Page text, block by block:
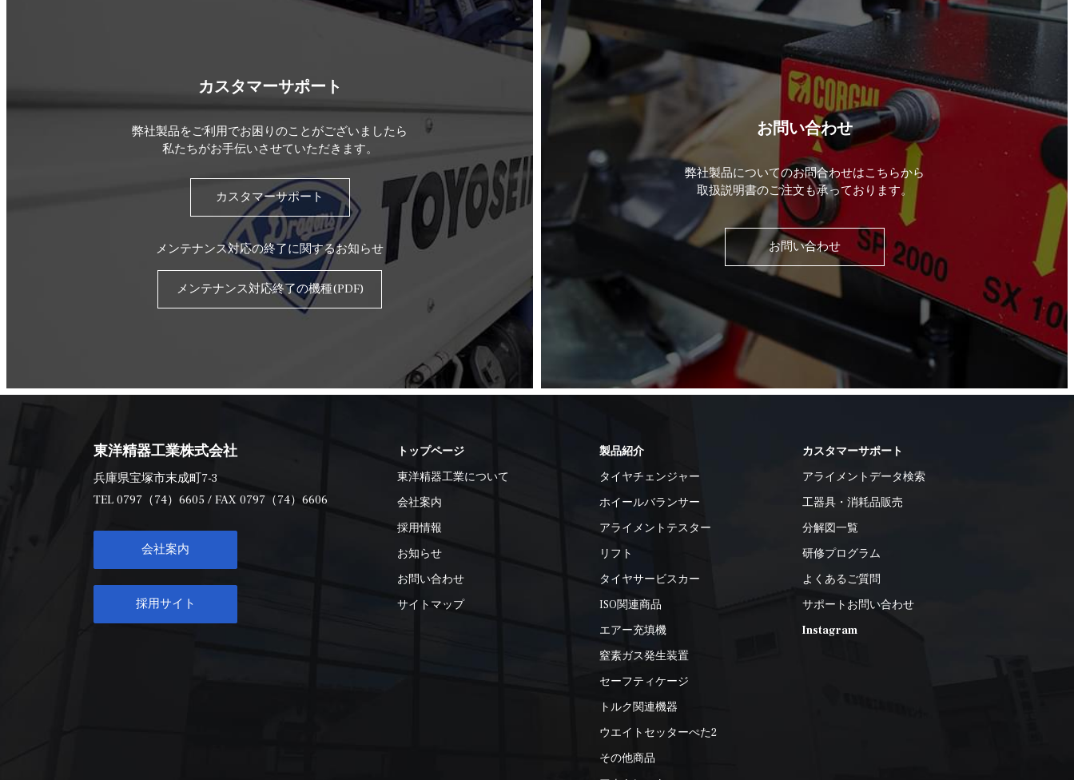
カスタマーサポート
弊社製品をご利用でお困りのことがございましたら
私たちがお手伝いさせていただきます。
カスタマーサポート
メンテナンス対応の終了に関するお知らせ
メンテナンス対応終了の機種(PDF)
お問い合わせ
弊社製品についてのお問合わせはこちらから
取扱説明書のご注文も承っております。
お問い合わせ
東洋精器工業株式会社
兵庫県宝塚市末成町7-3
TEL 0797（74）6605 / FAX 0797（74）6606
会社案内
採用サイト
トップページ
東洋精器工業について
会社案内
採用情報
お知らせ
お問い合わせ
サイトマップ
製品紹介
タイヤチェンジャー
ホイールバランサー
アライメントテスター
リフト
タイヤサービスカー
ISO関連商品
エアー充填機
窒素ガス発生装置
セーフティケージ
トルク関連機器
ウエイトセッターぺた2
その他商品
カスタマーサポート
アライメントデータ検索
工器具・消耗品販売
分解図一覧
研修プログラム
よくあるご質問
サポートお問い合わせ
Instagram